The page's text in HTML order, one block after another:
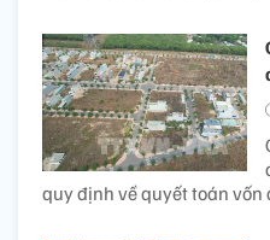
quy định về quyết toán vốn